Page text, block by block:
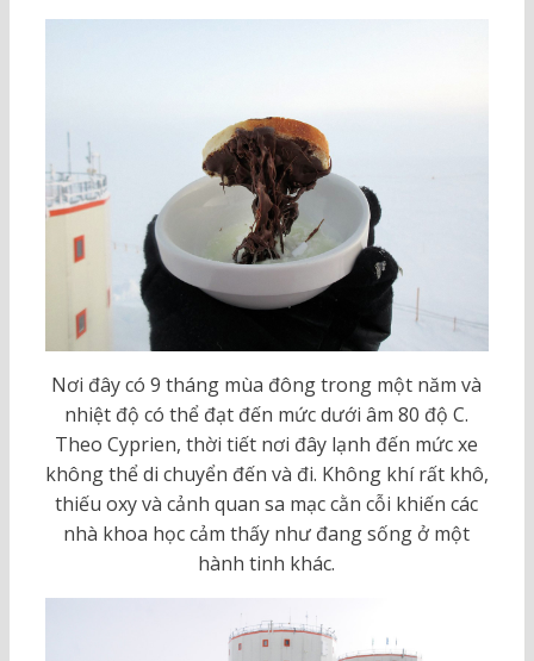
Nơi đây có 9 tháng mùa đông trong một năm và
nhiệt độ có thể đạt đến mức dưới âm 80 độ C.
Theo Cyprien, thời tiết nơi đây lạnh đến mức xe
không thể di chuyển đến và đi. Không khí rất khô,
thiếu oxy và cảnh quan sa mạc cằn cỗi khiến các
nhà khoa học cảm thấy như đang sống ở một
hành tinh khác.